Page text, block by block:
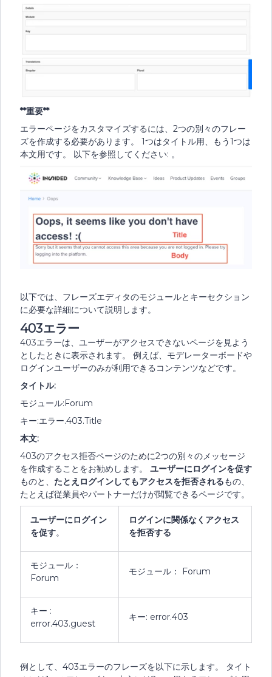
**重要**
エラーページをカスタマイズするには、2つの別々のフレー
ズを作成する必要があります。 1つはタイトル用、もう1つは
本文用です。 以下を参照してください: 。
以下では、フレーズエディタのモジュールとキーセクション
に必要な詳細について説明します。
403エラー
403エラーは、ユーザーがアクセスできないページを見よう
としたときに表示されます。 例えば、モデレーターボードや
ログインユーザーのみが利用できるコンテンツなどです。
タイトル:
モジュール:Forum
キー:エラー.403.Title
本文:
403のアクセス拒否ページのために2つの別々のメッセージ
を作成することをお勧めします。 ユーザーにログインを促す
ものと、 たとえログインしてもアクセスを拒否されるもの、
たとえば従業員やパートナーだけが閲覧できるページです。
ユーザーにログイン
を促す。
ログインに関係なくアクセス
を拒否する
モジュール：
Forum
モジュール： Forum
キー :
error.403.guest
キー: error.403
例として、403エラーのフレーズを以下に示します。 タイト